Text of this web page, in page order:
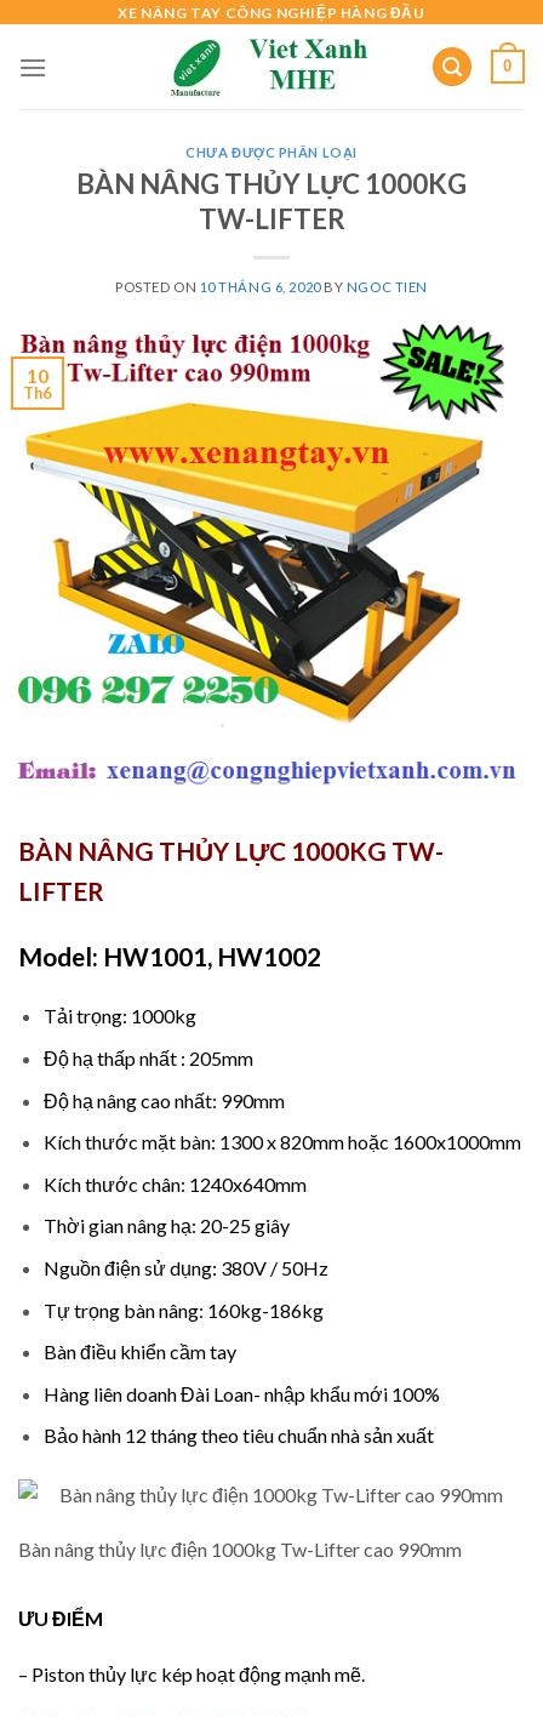
content
XE NÂNG TAY CÔNG NGHIỆP HÀNG ĐẦU
0
CHƯA ĐƯỢC PHÂN LOẠI
BÀN NÂNG THỦY LỰC 1000KG
TW-LIFTER
POSTED ON 10 THÁNG 6, 2020BY NGOC TIEN
10
Th6
BÀN NÂNG THỦY LỰC 1000KG TW-
LIFTER
Model: HW1001, HW1002
Tải trọng: 1000kg
Độ hạ thấp nhất : 205mm
Độ hạ nâng cao nhất: 990mm
Kích thước mặt bàn: 1300 x 820mm hoặc 1600x1000mm
Kích thước chân: 1240x640mm
Thời gian nâng hạ: 20-25 giây
Nguồn điện sử dụng: 380V / 50Hz
Tự trọng bàn nâng: 160kg-186kg
Bàn điều khiển cầm tay
Hàng liên doanh Đài Loan- nhập khẩu mới 100%
Bảo hành 12 tháng theo tiêu chuẩn nhà sản xuất
Bàn nâng thủy lực điện 1000kg Tw-Lifter cao 990mm
ƯU ĐIỂM
– Piston thủy lực kép hoạt động mạnh mẽ.